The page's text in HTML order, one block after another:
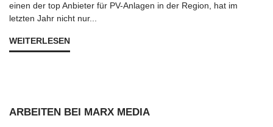
einen der top Anbieter für PV-Anlagen in der Region, hat im
letzten Jahr nicht nur...
WEITERLESEN
ARBEITEN BEI MARX MEDIA